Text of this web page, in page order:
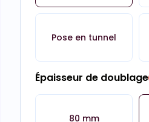
Pose en tunnel
Épaisseur de doublage
80 mm